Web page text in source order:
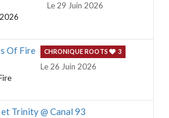
Le 29 Juin 2026
CHRONIQUE ROOTS 3
Le 26 Juin 2026